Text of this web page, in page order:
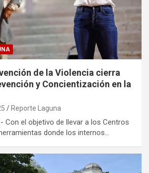
de la Violencia cierra
y Concientización en la
Reporte Laguna
Con el objetivo de llevar a los Centros
donde los internos…